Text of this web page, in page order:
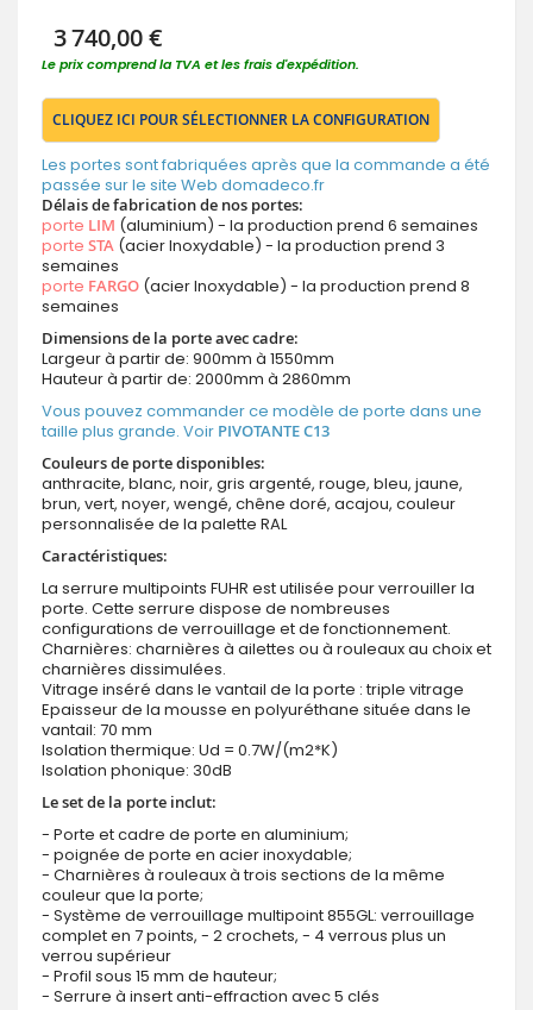
3 740,00 €
Le prix comprend la TVA et les frais d'expédition.
CLIQUEZ ICI POUR SÉLECTIONNER LA CONFIGURATION
Les portes sont fabriquées après que la commande a été
passée sur le site Web domadeco.fr
Délais de fabrication de nos portes:
porte LIM (aluminium) - la production prend 6 semaines
porte STA (acier Inoxydable) - la production prend 3
semaines
porte FARGO (acier Inoxydable) - la production prend 8
semaines
Dimensions de la porte avec cadre:
Largeur à partir de: 900mm à 1550mm
Hauteur à partir de: 2000mm à 2860mm
Vous pouvez commander ce modèle de porte dans une
taille plus grande. Voir PIVOTANTE C13
Couleurs de porte disponibles:
anthracite, blanc, noir, gris argenté, rouge, bleu, jaune,
brun, vert, noyer, wengé, chêne doré, acajou, couleur
personnalisée de la palette RAL
Caractéristiques:
La serrure multipoints FUHR est utilisée pour verrouiller la
porte. Cette serrure dispose de nombreuses
configurations de verrouillage et de fonctionnement.
Charnières: charnières à ailettes ou à rouleaux au choix et
charnières dissimulées.
Vitrage inséré dans le vantail de la porte : triple vitrage
Epaisseur de la mousse en polyuréthane située dans le
vantail: 70 mm
Isolation thermique: Ud = 0.7W/(m2*K)
Isolation phonique: 30dB
Le set de la porte inclut:
- Porte et cadre de porte en aluminium;
- poignée de porte en acier inoxydable;
- Charnières à rouleaux à trois sections de la même
couleur que la porte;
- Système de verrouillage multipoint 855GL: verrouillage
complet en 7 points, - 2 crochets, - 4 verrous plus un
verrou supérieur
- Profil sous 15 mm de hauteur;
- Serrure à insert anti-effraction avec 5 clés